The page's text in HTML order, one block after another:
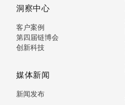
洞察中心
客户案例
第四届链博会
创新科技
媒体新闻
新闻发布